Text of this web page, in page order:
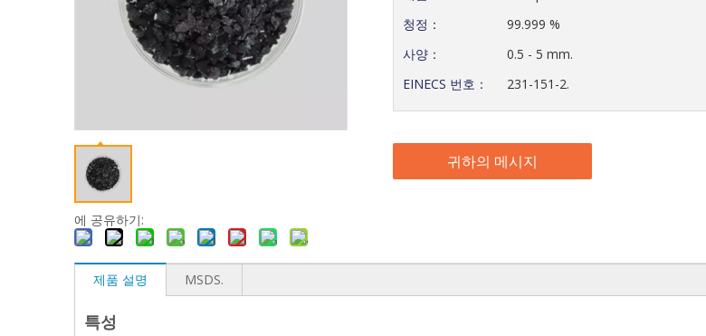
에 공유하기:
청정：
99.999 %
사양：
0.5 - 5 mm.
EINECS 번호：
231-151-2.
귀하의 메시지
제품 설명 MSDS.
특성